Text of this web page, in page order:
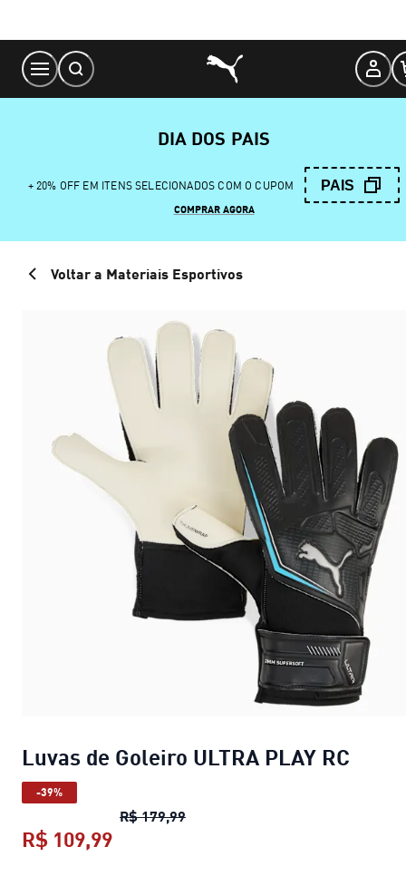
Content
DIA DOS PAIS
+ 20% OFF EM ITENS SELECIONADOS COM O CUPOM PAIS
COMPRAR AGORA
Voltar a Materiais Esportivos
Luvas de Goleiro ULTRA PLAY RC
-39%
R$ 179,99Luvas de Goleiro ULTRA PLAY RC
R$ 109,99